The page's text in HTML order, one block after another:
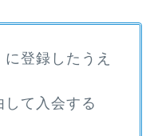
に登録したうえ
て入会する